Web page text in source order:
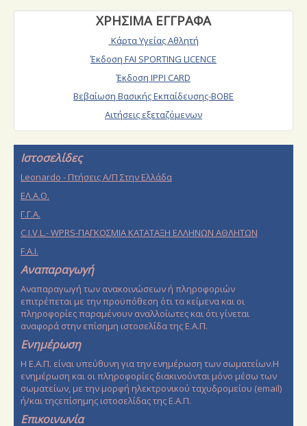
ΧΡΗΣΙΜΑ ΕΓΓΡΑΦΑ
Κάρτα Υγείας Αθλητή
Έκδοση FAI SPORTING LICENCE
Έκδοση IPPI CARD
Βεβαίωση Βασικής Εκπαίδευσης-ΒΟΒΕ
Αιτήσεις εξεταζόμενων
Ιστοσελίδες
Leonardo - Πτήσεις Α/Π Στην Ελλάδα
EΛ.Α.Ο.
Γ.Γ.Α.
C.I.V.L.- WPRS-ΠΑΓΚΟΣΜΙΑ ΚΑΤΑΤΑΞΗ ΕΛΛΗΝΩΝ ΑΘΛΗΤΩΝ
F.A.I.
Αναπαραγωγή
Αναπαραγωγή των ανακοινώσεων ή πληροφοριών
επιτρέπεται με την προϋπόθεση ότι τα κείμενα και οι
πληροφορίες παραμένουν αναλλοίωτες και ότι γίνεται
αναφορά στην επίσημη ιστοσελίδα της Ε.Α.Π.
Ενημέρωση
Η Ε.Α.Π. είναι υπεύθυνη για την ενημέρωση των σωματείων.Η
ενημέρωση και οι πληροφορίες διακινούνται μόνο μέσω των
σωματείων, με την μορφή ηλεκτρονικού ταχυδρομείου (email)
ή/και τηςεπίσημης ιστοσελίδας της Ε.Α.Π.
Επικοινωνία